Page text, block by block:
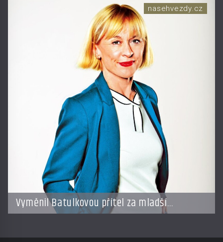
Vyměnil Batulkovou přítel za mladší
exemplář?
nasehvezdy.cz